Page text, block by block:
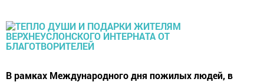
В рамках Международного дня пожилых людей, в